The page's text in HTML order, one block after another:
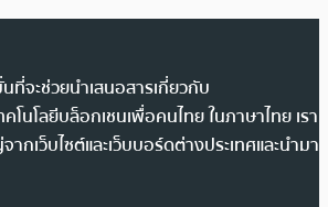
ที่จะช่วยนำเสนอสารเกี่ยวกับ
โนโลยีบล็อกเชนเพื่อคนไทย ในภาษาไทย เรา
กเว็บไซต์และเว็บบอร์ดต่างประเทศและนำมา